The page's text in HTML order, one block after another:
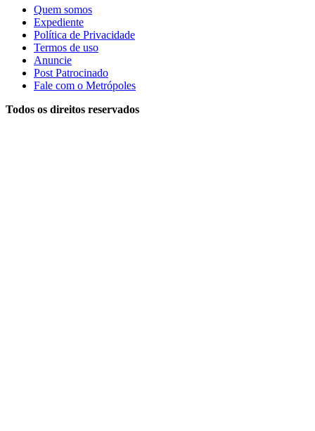
Quem somos
Expediente
Política de Privacidade
Termos de uso
Anuncie
Post Patrocinado
Fale com o Metrópoles
Todos os direitos reservados